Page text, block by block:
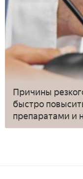
Причины
быстро
препаратами и